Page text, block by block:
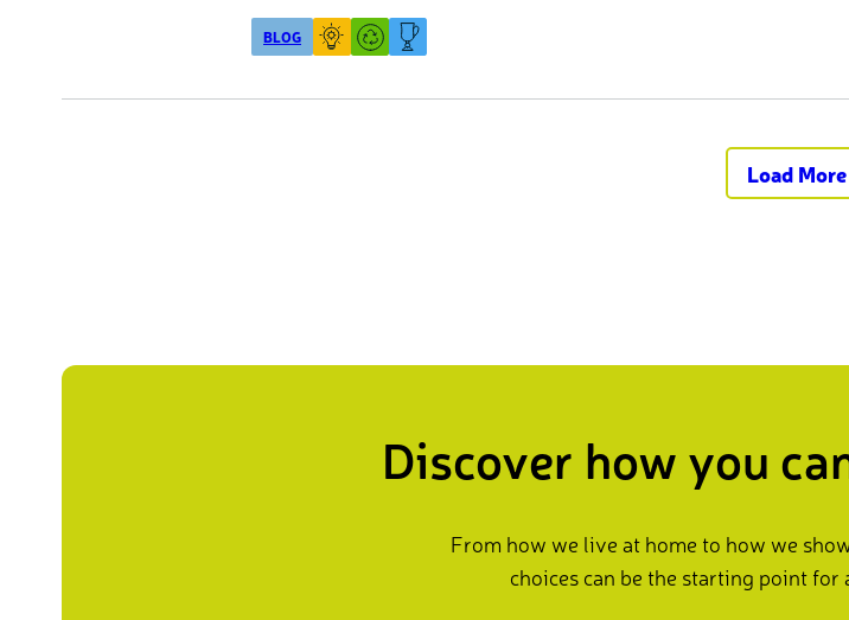
BLOG
Load More
Discover how you
From how we live at home to how we
choices can be the starting point for